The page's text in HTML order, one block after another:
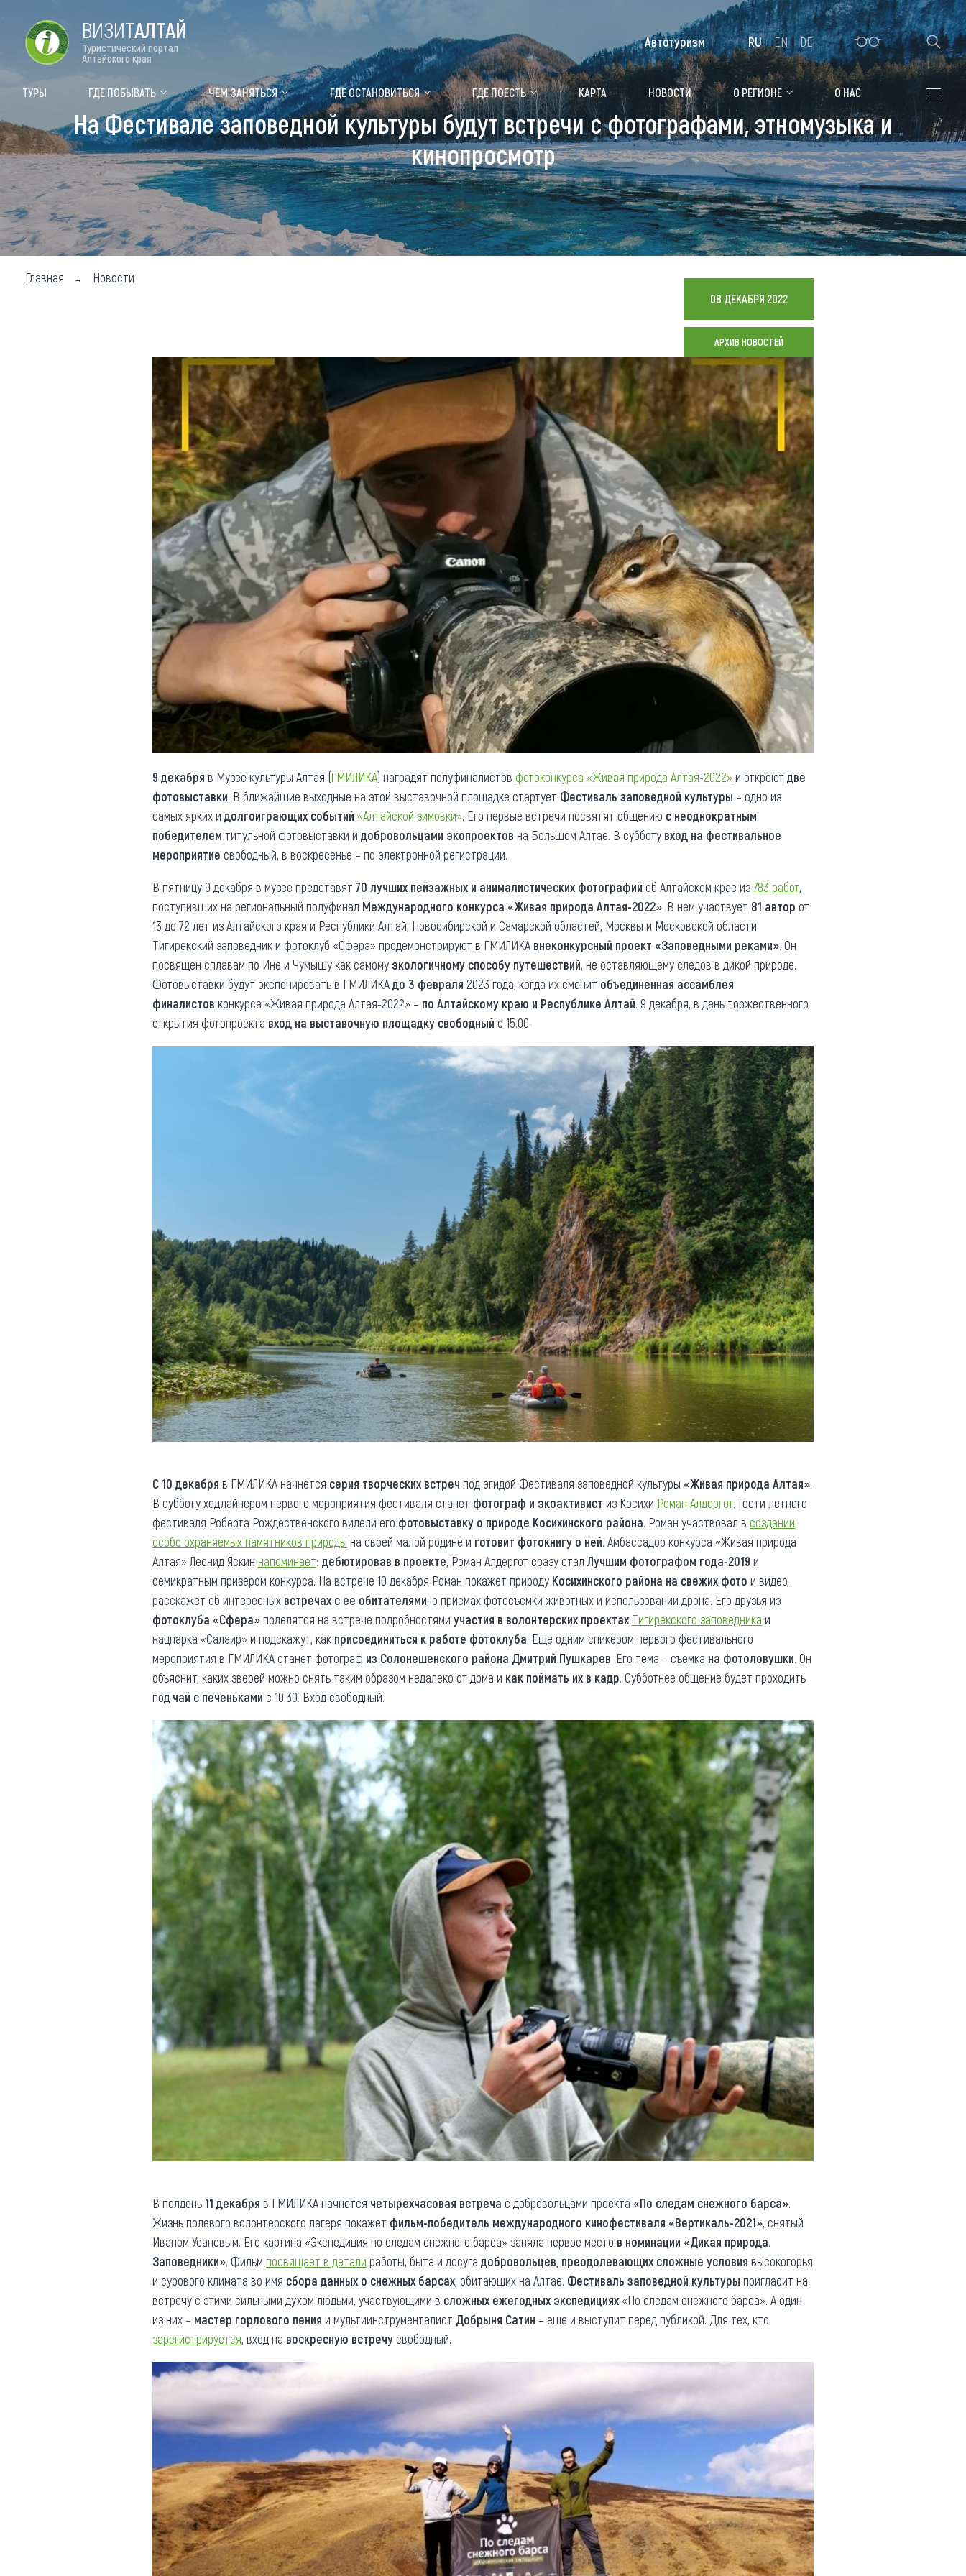
Форум VISIT ALTAI Цветение маральника Медицинский форум Алтайская зимовка
Туры Где побывать
Объекты природы
Объекты истории и культуры
Объекты развлечений
Топ туристических мест
Чем заняться
Календарь событий
Аудиогид
Мой маршрут
Где остановиться
Санатории
Гостиницы, отели
Коттеджи, базы
Сельские усадьбы
Мотели, придорожные отели
Придорожные кафе
Новости
Что привезти (сувениры)
Общая информация
Как добраться
Люди, прославившие Алтай
Карты и буклеты
Коллекция впечатлений
Блог путешественника
Видеогалерея
Фотогалерея
Другие рубрики
Реестр туроператоров
Реестр туристических
агентств Алтайского края
Обращения граждан
Противодействие коррупции
ВИЗИТАЛТАЙ
Туристический портал
Алтайского края
ТУРЫ ГДЕ ПОБЫВАТЬ ЧЕМ ЗАНЯТЬСЯ ГДЕ ОСТАНОВИТЬСЯ ГДЕ ПОЕСТЬ КАРТА НОВОСТИ О РЕГИОНЕ О НАС
Автотуризм RU EN DE
На Фестивале заповедной культуры будут встречи с фотографами, этномузыка и
кинопросмотр
Главная Новости
08 ДЕКАБРЯ 2022
АРХИВ НОВОСТЕЙ
9 декабря в Музее культуры Алтая (ГМИЛИКА) наградят полуфиналистов фотоконкурса «Живая природа Алтая-2022» и откроют две
фотовыставки. В ближайшие выходные на этой выставочной площадке стартует Фестиваль заповедной культуры – одно из
самых ярких и долгоиграющих событий «Алтайской зимовки». Его первые встречи посвятят общению с неоднократным
победителем титульной фотовыставки и добровольцами экопроектов на Большом Алтае. В субботу вход на фестивальное
мероприятие свободный, в воскресенье – по электронной регистрации.
В пятницу 9 декабря в музее представят 70 лучших пейзажных и анималистических фотографий об Алтайском крае из783 работ,
поступивших на региональный полуфинал Международного конкурса «Живая природа Алтая-2022». В нем участвует 81 автор от
13 до 72 лет из Алтайского края и Республики Алтай, Новосибирской и Самарской областей, Москвы и Московской области.
Тигирекский заповедник и фотоклуб «Сфера» продемонстрируют в ГМИЛИКА внеконкурсный проект «Заповедными реками». Он
посвящен сплавам по Ине и Чумышу как самому экологичному способу путешествий, не оставляющему следов в дикой природе.
Фотовыставки будут экспонировать в ГМИЛИКАдо 3 февраля 2023 года, когда их сменит объединенная ассамблея
финалистов конкурса «Живая природа Алтая-2022» – по Алтайскому краю и Республике Алтай. 9 декабря, в день торжественного
открытия фотопроекта вход на выставочную площадку свободный с 15.00.
С 10 декабря в ГМИЛИКА начнется серия творческих встреч под эгидой Фестиваля заповедной культуры «Живая природа Алтая».
В субботу хедлайнером первого мероприятия фестиваля станет фотограф и экоактивист из Косихи Роман Алдергот. Гости летнего
фестиваля Роберта Рождественского видели его фотовыставку о природе Косихинского района. Роман участвовал в создании
особо охраняемых памятников природы на своей малой родине и готовит фотокнигу о ней. Амбассадор конкурса «Живая природа
Алтая» Леонид Яскин напоминает: дебютировав в проекте, Роман Алдергот сразу стал Лучшим фотографом года-2019 и
семикратным призером конкурса. На встрече 10 декабря Роман покажет природу Косихинского района на свежих фото и видео,
расскажет об интересных встречах с ее обитателями, о приемах фотосъемки животных и использовании дрона. Его друзья из
фотоклуба «Сфера»поделятся на встрече подробностями участия в волонтерских проектах Тигирекского заповедника и
нацпарка «Салаир» и подскажут, как присоединиться к работе фотоклуба. Еще одним спикером первого фестивального
мероприятия в ГМИЛИКА станет фотограф из Солонешенского района Дмитрий Пушкарев. Его тема – съемка на фотоловушки. Он
объяснит, каких зверей можно снять таким образом недалеко от дома и как поймать их в кадр. Субботнее общение будет проходить
под чай с печеньками с 10.30. Вход свободный.
В полдень 11 декабря в ГМИЛИКА начнется четырехчасовая встреча с добровольцами проекта «По следам снежного барса».
Жизнь полевого волонтерского лагеря покажет фильм-победитель международного кинофестиваля «Вертикаль-2021», снятый
Иваном Усановым. Его картина «Экспедиция по следам снежного барса» заняла первое место в номинации «Дикая природа.
Заповедники». Фильм посвящает в детали работы, быта и досуга добровольцев, преодолевающих сложные условия высокогорья
и сурового климата во имя сбора данных о снежных барсах, обитающих на Алтае. Фестиваль заповедной культуры пригласит на
встречу с этими сильными духом людьми, участвующими в сложных ежегодных экспедициях «По следам снежного барса». А один
из них – мастер горлового пения и мультиинструменталист Добрыня Сатин – еще и выступит перед публикой. Для тех, кто
зарегистрируется, вход на воскресную встречусвободный.